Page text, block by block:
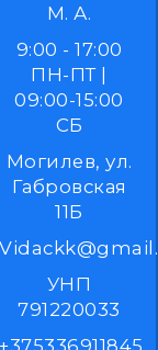
М. А.
9:00 - 17:00
ПН-ПТ |
09:00-15:00
СБ
Могилев, ул.
Габровская
11Б
УНП
791220033
+375336911845